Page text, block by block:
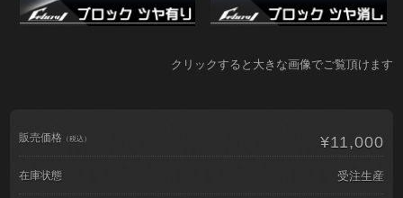
クリックすると大きな画像でご覧頂けます
販売価格 （税込） ¥11,000
在庫状態 受注生産